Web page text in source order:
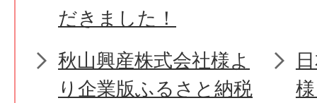
だきました！
秋山興産株式会社様よ
り企業版ふるさと納税